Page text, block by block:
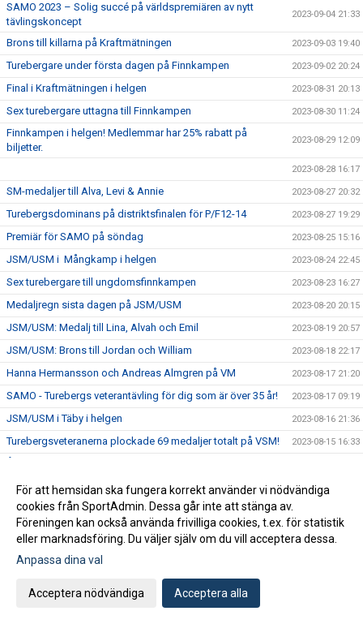
SAMO 2023 – Solig succé på världspremiären av nytt
tävlingskoncept
2023-09-04 21:33
Brons till killarna på Kraftmätningen 2023-09-03 19:40
Turebergare under första dagen på Finnkampen 2023-09-02 20:24
Final i Kraftmätningen i helgen 2023-08-31 20:13
Sex turebergare uttagna till Finnkampen 2023-08-30 11:24
Finnkampen i helgen! Medlemmar har 25% rabatt på
biljetter.
2023-08-29 12:09
2023-08-28 16:17
SM-medaljer till Alva, Levi & Annie 2023-08-27 20:32
Turebergsdominans på distriktsfinalen för P/F12-14 2023-08-27 19:29
Premiär för SAMO på söndag 2023-08-25 15:16
JSM/USM i Mångkamp i helgen 2023-08-24 22:45
Sex turebergare till ungdomsfinnkampen 2023-08-23 16:27
Medaljregn sista dagen på JSM/USM 2023-08-20 20:15
JSM/USM: Medalj till Lina, Alvah och Emil 2023-08-19 20:57
JSM/USM: Brons till Jordan och William 2023-08-18 22:17
Hanna Hermansson och Andreas Almgren på VM 2023-08-17 21:20
SAMO - Turebergs veterantävling för dig som är över 35 år! 2023-08-17 09:19
JSM/USM i Täby i helgen 2023-08-16 21:36
Turebergsveteranerna plockade 69 medaljer totalt på VSM! 2023-08-15 16:33
14 nya SM-medaljer - totalt 29 medaljer 2023-08-13 18:44
Spektakulär stavseger för Jacob Semb-Josefson på USM 2023-08-12 19:02
Åtta medaljer på JSM/USM på fredagen 2023-08-11 22:17
Inbjudan till grenkväll - Gång!
Succé för Ayla Hallberg Hossain i Jerusalem
För att hemsidan ska fungera korrekt använder vi nödvändiga
cookies från SportAdmin. Dessa går inte att stänga av.
Föreningen kan också använda frivilliga cookies, t.ex. för statistik
eller marknadsföring. Du väljer själv om du vill acceptera dessa.
Anpassa dina val
Acceptera nödvändiga Acceptera alla